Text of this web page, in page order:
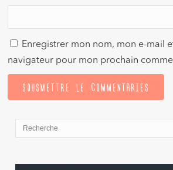
Enregistrer mon nom, mon e-mail
navigateur pour mon prochain